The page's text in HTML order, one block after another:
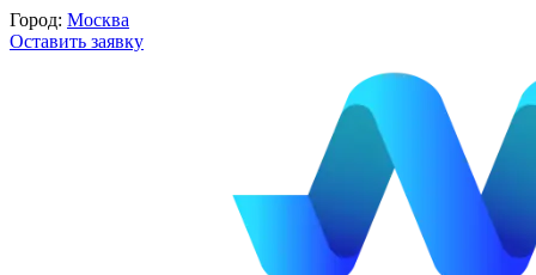
Город: Москва
Оставить заявку